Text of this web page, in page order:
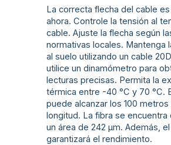
La correcta flecha del cable
ahora. Controle la tensión al
cable. Ajuste la flecha según
normativas locales. Mantenga
al suelo utilizando un cable
utilice un dinamómetro para
lecturas precisas. Permita la
térmica entre -40 °C y 70 °C.
puede alcanzar los 100 metros
longitud. La fibra se encuentra
un área de 242 µm. Además,
garantizará el rendimiento.